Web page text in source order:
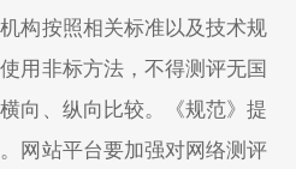
构按照相关标准以及技术规
用非标方法，不得测评无国
向、纵向比较。《规范》提
网站平台要加强对网络测评